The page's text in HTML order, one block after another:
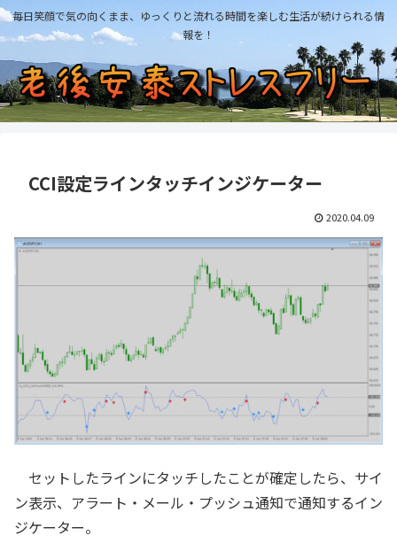
毎日笑顔で気の向くまま、ゆっくりと流れる時間を楽しむ生活が続けられる情
報を！
CCI設定ラインタッチインジケーター
2020.04.09
セットしたラインにタッチしたことが確定したら、サイ
ン表示、アラート・メール・プッシュ通知で通知するイン
ジケーター。